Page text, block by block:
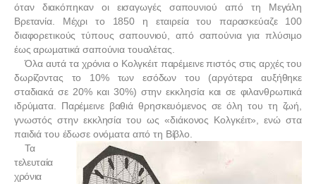
όταν διακόπηκαν οι εισαγωγές σαπουνιού από τη Μεγάλη
Βρετανία. Μέχρι το 1850 η εταιρεία του παρασκεύαζε 100
διαφορετικούς τύπους σαπουνιού, από σαπούνια για πλύσιµο
έως αρωµατικά σαπούνια τουαλέτας.
Όλα αυτά τα χρόνια ο Κολγκέιτ παρέµεινε πιστός στις αρχές του
δωρίζοντας το 10% των εσόδων του (αργότερα αυξήθηκε
σταδιακά σε 20% και 30%) στην εκκλησία και σε φιλανθρωπικά
ιδρύµατα. Παρέµεινε βαθιά θρησκευόµενος σε όλη του τη ζωή,
γνωστός στην εκκλησία του ως «διάκονος Κολγκέιτ», ενώ στα
παιδιά του έδωσε ονόµατα από τη Βίβλο.
Τα
τελευταία
χρόνια